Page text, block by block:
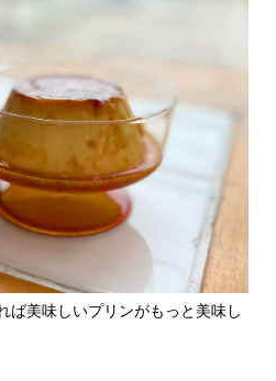
ば美味しいプリンがもっと美味し